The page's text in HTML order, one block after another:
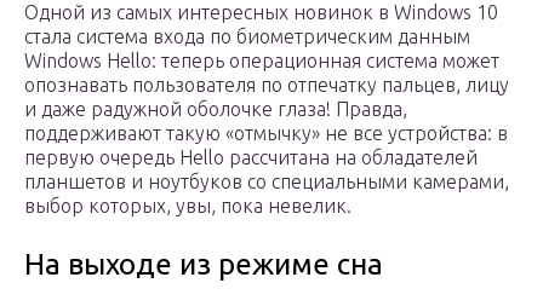
Одной из самых интересных новинок в Windows 10
стала система входа по биометрическим данным
Windows Hello: теперь операционная система может
опознавать пользователя по отпечатку пальцев, лицу
и даже радужной оболочке глаза! Правда,
поддерживают такую «отмычку» не все устройства: в
первую очередь Hello рассчитана на обладателей
планшетов и ноутбуков со специальными камерами,
выбор которых, увы, пока невелик.
На выходе из режиме сна